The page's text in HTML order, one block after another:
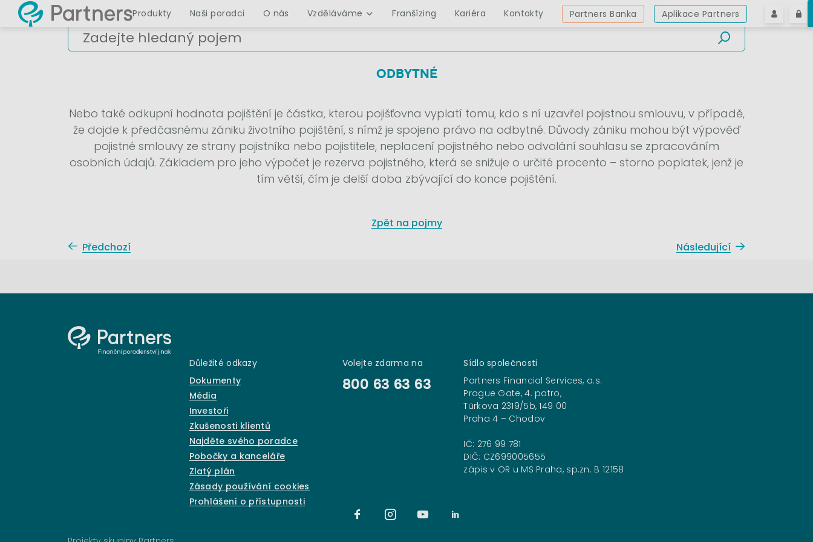
Produkty Naši poradci O nás Vzděláváme Franšízing Kariéra Kontakty Partners Banka Aplikace Partners
ODBYTNÉ
Nebo také odkupní hodnota pojištění je částka, kterou pojišťovna vyplatí tomu, kdo s ní uzavřel pojistnou smlouvu, v případě,
že dojde k předčasnému zániku životního pojištění, s nímž je spojeno právo na odbytné. Důvody zániku mohou být výpověď
pojistné smlouvy ze strany pojistníka nebo pojistitele, neplacení pojistného nebo odvolání souhlasu se zpracováním
osobních údajů. Základem pro jeho výpočet je rezerva pojistného, která se snižuje o určité procento – storno poplatek, jenž je
tím větší, čím je delší doba zbývající do konce pojištění.
Zpět na pojmy
Předchozí
Následující
Důležité odkazy
Dokumenty
Média
Investoři
Zkušenosti klientů
Najděte svého poradce
Pobočky a kanceláře
Zlatý plán
Zásady používání cookies
Prohlášení o přístupnosti
Volejte zdarma na
800 63 63 63
Sídlo společnosti
Partners Financial Services, a.s.
Prague Gate, 4. patro,
Türkova 2319/5b, 149 00
Praha 4 – Chodov
IČ: 276 99 781
DIČ: CZ699005655
zápis v OR u MS Praha, sp.zn. B 12158